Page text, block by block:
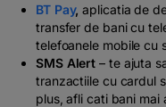
BT Pay,aplicatia de
transfer de bani cu
telefoanele mobile cu
SMS Alert – te ajuta
tranzactiile cu cardul
plus, afli cati bani